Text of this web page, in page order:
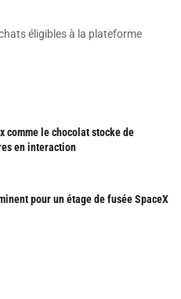
éligibles à la plateforme
comme le chocolat stocke de
en interaction
pour un étage de fusée SpaceX